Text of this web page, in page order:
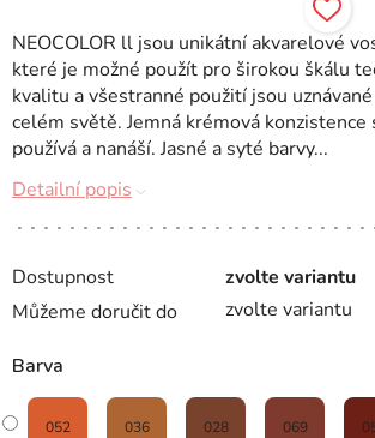
Dostupnost
zvolte variantu
Můžeme doručit do
zvolte variantu
Barva
052 036 028 069
NEOCOLOR ll jsou unikátní akvarelové
které je možné použít pro širokou škálu
kvalitu a všestranné použití jsou
celém světě. Jemná krémová konzistence
používá a nanáší. Jasné a syté barvy...
Detailní popis